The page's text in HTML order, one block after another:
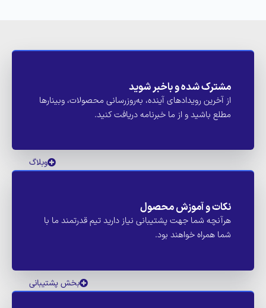
مشترک شده و باخبر شوید
از آخرین رویدادهای آینده، به‌روزرسانی محصولات، وبینارها
مطلع باشید و از ما خبرنامه دریافت کنید.
وبلاگ
نکات و آموزش محصول
هرآنچه شما جهت پشتیبانی نیاز دارید تیم قدرتمند ما با
شما همراه خواهند بود.
بخش پشتیبانی